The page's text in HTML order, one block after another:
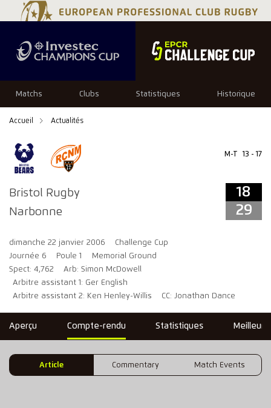
Matchs Clubs Statistiques Historique
Accueil Actualités
Bristol Rugby
Narbonne
M-T 13 - 17
18
29
dimanche 22 janvier 2006
Challenge Cup
Journée 6
Poule 1
Memorial Ground
Spect: 4,762
Arb: Simon McDowell
Arbitre assistant 1: Ger English
Arbitre assistant 2: Ken Henley-Willis
CC: Jonathan Dance
18 29
Aperçu Compte-rendu Statistiques
Article Commentary Match Events